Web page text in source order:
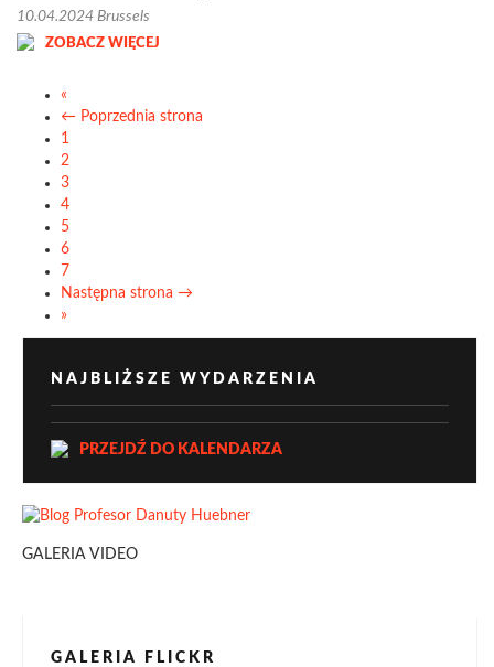
10.04.2024 Brussels
ZOBACZ WIĘCEJ
«
← Poprzednia strona
1
2
3
4
5
6
7
Następna strona →
»
NAJBLIŻSZE WYDARZENIA
PRZEJDŹ DO KALENDARZA
GALERIA VIDEO
GALERIA FLICKR